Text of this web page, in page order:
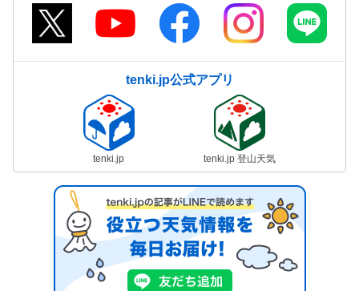
tenki.jp公式アプリ
tenki.jp tenki.jp 登山天気